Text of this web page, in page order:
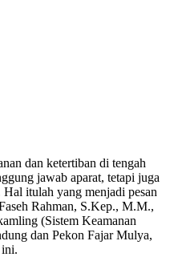
dan ketertiban di tengah
jawab aparat, tetapi juga
itulah yang menjadi pesan
Rahman, S.Kep., M.M.,
(Sistem Keamanan
dan Pekon Fajar Mulya,